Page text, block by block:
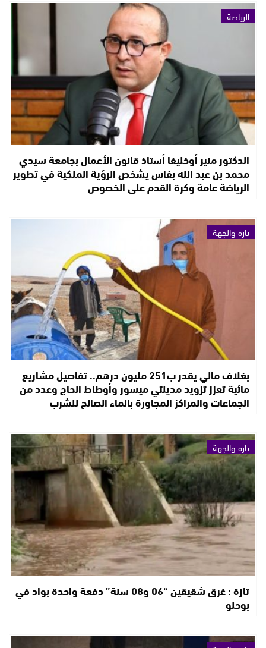
الرياضة
الدكتور منير أوخليفا أستاذ قانون الأعمال بجامعة سيدي
محمد بن عبد الله بفاس يشخص الرؤية الملكية في تطوير
الرياضة عامة وكرة القدم على الخصوص
تازة والجهة
بغلاف مالي يقدر ب251 مليون درهم.. تفاصيل مشاريع
مائية تعزز تزويد مدينتي ميسور وأوطاط الحاج وعدد من
الجماعات والمراكز المجاورة بالماء الصالح للشرب
تازة والجهة
تازة : غرق شقيقين “06 و08 سنة” دفعة واحدة بواد في
بوحلو